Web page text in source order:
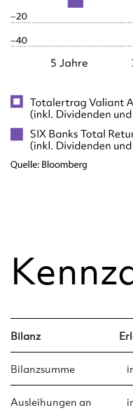
Bilanz
Bilanzsumme
Ausleihungen an